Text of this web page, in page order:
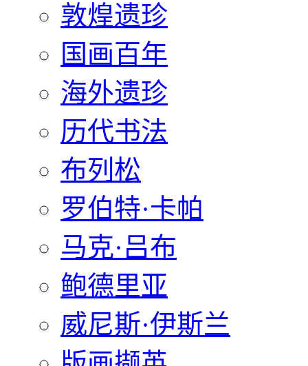
敦煌遗珍
国画百年
海外遗珍
历代书法
布列松
罗伯特·卡帕
马克·吕布
鲍德里亚
威尼斯·伊斯兰